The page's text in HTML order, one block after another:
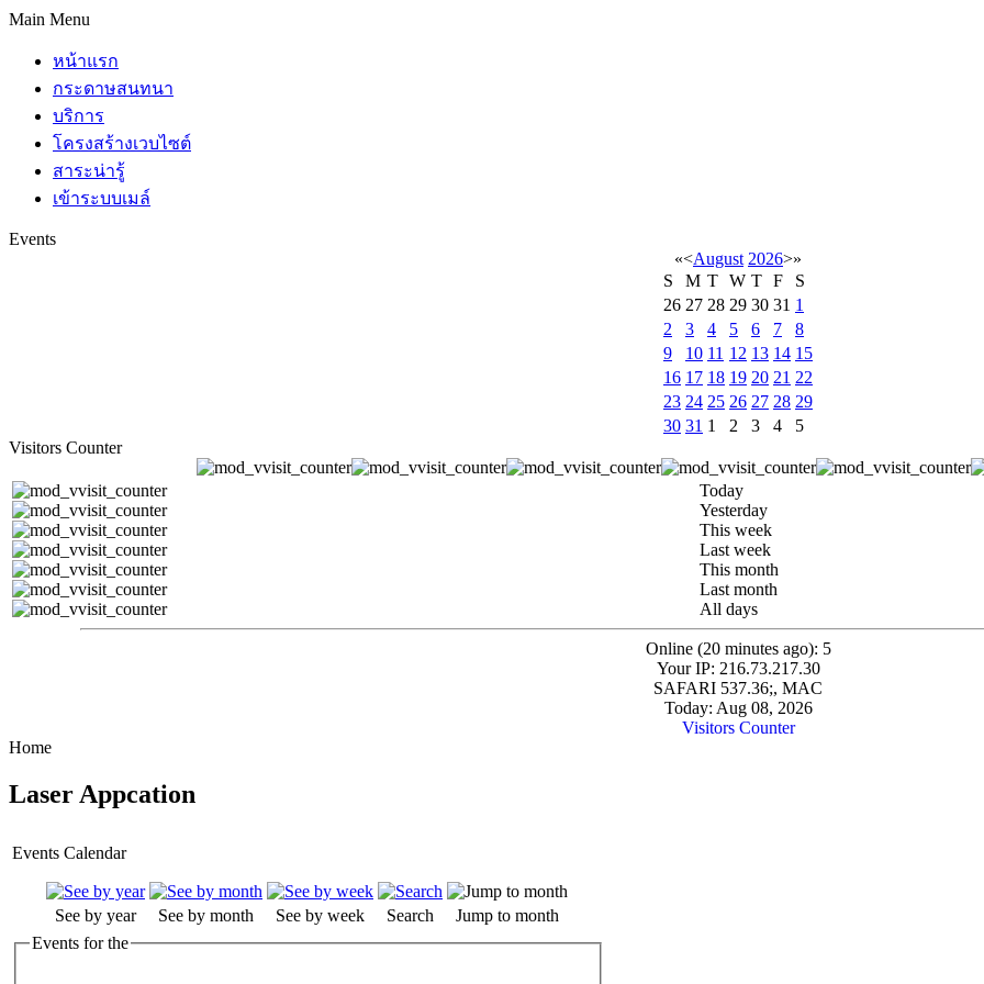
Main Menu
หน้าแรก
กระดาษสนทนา
บริการ
โครงสร้างเวบไซต์
สาระน่ารู้
เข้าระบบเมล์
Events
«<August 2026>»
S
M T W T F
S
26 27 28 29 30 31 1
2
3 4 5 6 7
8
9
10 11 12 13 14 15
16 17 18 19 20 21 22
23 24 25 26 27 28 29
30 31 1 2 3 4
5
Visitors Counter
Today
Yesterday
This week
Last week
This month
Last month
All days
Online (20 minutes ago): 5
Your IP: 216.73.217.30
SAFARI 537.36;, MAC
Today: Aug 08, 2026
Visitors Counter
Home
Laser Appcation
Events Calendar
See by year See by month See by week Search
Jump to month
Events for the